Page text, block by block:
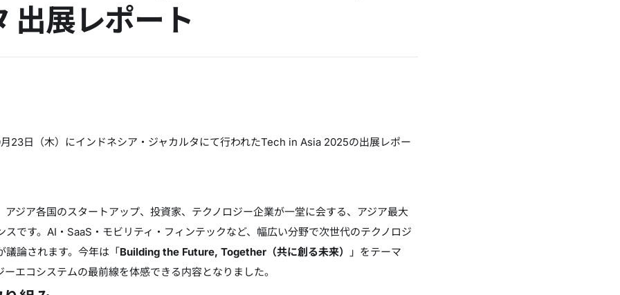
出展レポート
23日（木）にインドネシア・ジャカルタにて行われたTech in Asia 2025の出展レポー
アジア各国のスタートアップ、投資家、テクノロジー企業が一堂に会する、アジア最大
スです。AI・SaaS・モビリティ・フィンテックなど、幅広い分野で次世代のテクノロジ
議論されます。今年は「Building the Future, Together（共に創る未来）
」をテーマ
エコシステムの最前線を体感できる内容となりました。